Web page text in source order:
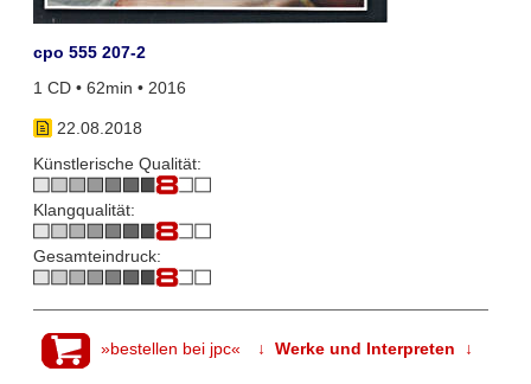
cpo 555 207-2
1 CD • 62min • 2016
22.08.2018
Künstlerische Qualität:
Klangqualität:
Gesamteindruck:
»bestellen bei jpc« ↓ Werke und Interpreten ↓